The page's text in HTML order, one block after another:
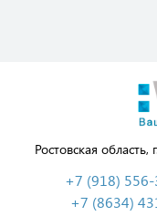
Ростовская область,
+7 (918)
+7 (8634)